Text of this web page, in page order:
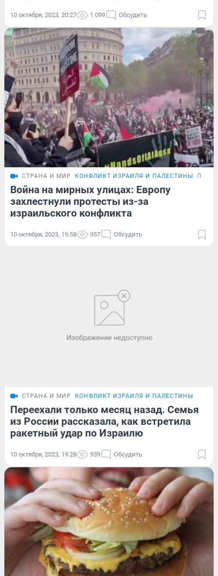
10 октября, 2023, 20:27 1 099 Обсудить
СТРАНА И МИР КОНФЛИКТ ИЗРАИЛЯ И ПАЛЕСТИНЫ
Война на мирных улицах: Европу
захлестнули протесты из-за
израильского конфликта
10 октября, 2023, 19:58 957 Обсудить
СТРАНА И МИР КОНФЛИКТ ИЗРАИЛЯ И ПАЛЕСТИНЫ
Переехали только месяц назад. Семья
из России рассказала, как встретила
ракетный удар по Израилю
10 октября, 2023, 19:28 939 Обсудить